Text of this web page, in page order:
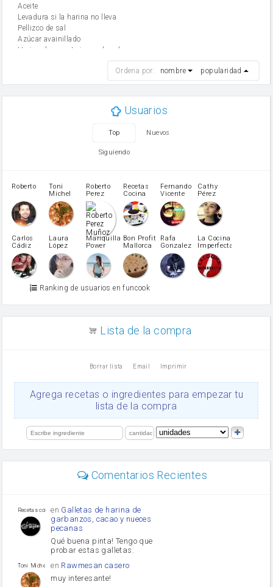
aceite
Levadura si la harina no lleva
Pellizco de sal
Azúcar avainillado
Harina de reposteria con levadura
mantequilla
Opcional: Azúcar avainillado
patatas
pimiento rojo
Pimentón
pimiento verde
miel
vino blanco
Azúcar glass
Azúcar moreno
Zumo de limón
arroz
Ajos
salsa de soja
limón
Ordena por: nombre popularidad
Usuarios
Top Nuevos
Siguiendo
Roberto
Toni
Michel
Caubet
Roberto
Perez
Muñoz
Recetas
Cocina
Fernando
Vicente
Cathy
Pérez
Carlos
Cádiz
Laura
López
Martínez
Mariquilla
Power
Bon Profit
Mallorca
Rafa
Gonzalez
La Cocina
Imperfecta
Ranking de usuarios en funcook
Lista de la compra
Borrar lista Email Imprimir
Agrega recetas o ingredientes para empezar tu
lista de la compra
Comentarios Recientes
Recetas con sazon
en Galletas de harina de
garbanzos, cacao y nueces
pecanas
Qué buena pinta! Tengo que
probar estas galletas.
Toni Michel Caubet
en Rawmesan casero
muy interesante!